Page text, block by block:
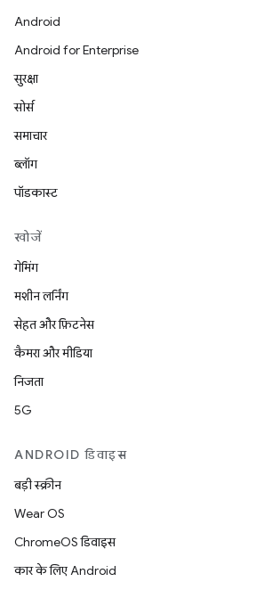
Android
Android for Enterprise
सुरक्षा
सोर्स
समाचार
ब्लॉग
पॉडकास्ट
खोजें
गेमिंग
मशीन लर्निंग
सेहत और फ़िटनेस
कैमरा और मीडिया
निजता
5G
ANDROID डिवाइस
बड़ी स्क्रीन
Wear OS
ChromeOS डिवाइस
कार के लिए Android